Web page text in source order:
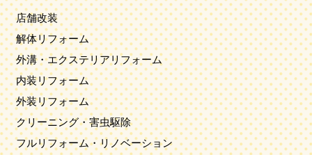
店舗改装
解体リフォーム
外溝・エクステリアリフォーム
内装リフォーム
外装リフォーム
クリーニング・害虫駆除
フルリフォーム・リノベーション